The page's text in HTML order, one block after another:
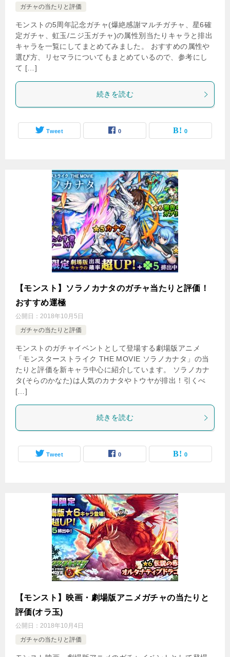
ガチャの当たりと評価
モンストの5周年記念ガチャ(爆絶感謝マルチガチャ、星6確
定ガチャ、虹玉/ニジ玉ガチャ)の属性別当たりキャラと排出
キャラを一覧にしてまとめてみました。 おすすめの属性や
選び方、リセマラについてもまとめているので、参考にし
て […]
続きを読む
Tweet 0 0
【モンスト】ソラノカナタのガチャ当たりと評価！
おすすめ運極
公開日： 2018年10月5日
ガチャの当たりと評価
モンストのガチャイベントとして登場する劇場版アニメ
「モンスターストライク THE MOVIE ソラノカナタ」の当
たりと評価を新キャラ中心に紹介しています。 ソラノカナ
タ(そらのかなた)は人気のカナタやトウヤが排出！引くべ
[…]
続きを読む
Tweet 0 0
【モンスト】映画・劇場版アニメガチャの当たりと
評価(オラ玉)
公開日： 2018年10月4日
ガチャの当たりと評価